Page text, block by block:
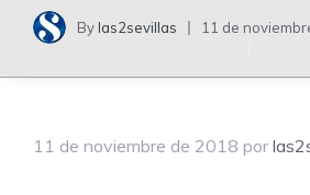
By las2sevillas 11 de
11 de noviembre de 2018 por